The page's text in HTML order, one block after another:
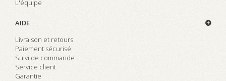
L'équipe
AIDE
Livraison et retours
Paiement sécurisé
Suivi de commande
Service client
Garantie